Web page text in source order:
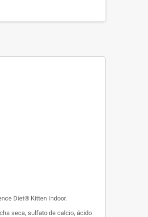
Diet® Kitten Indoor.
seca, sulfato de calcio, ácido